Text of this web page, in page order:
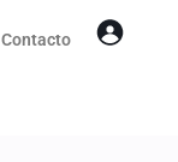
Contacto